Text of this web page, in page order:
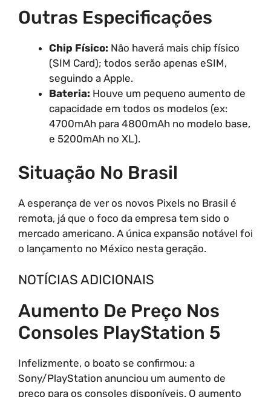
Outras Especificações
Chip Físico: Não haverá mais chip físico
(SIM Card); todos serão apenas eSIM,
seguindo a Apple.
Bateria: Houve um pequeno aumento de
capacidade em todos os modelos (ex:
4700mAh para 4800mAh no modelo base,
e 5200mAh no XL).
Situação No Brasil
A esperança de ver os novos Pixels no Brasil é
remota, já que o foco da empresa tem sido o
mercado americano. A única expansão notável foi
o lançamento no México nesta geração.
NOTÍCIAS ADICIONAIS
Aumento De Preço Nos
Consoles PlayStation 5
Infelizmente, o boato se confirmou: a
Sony/PlayStation anunciou um aumento de
preço para os consoles disponíveis. O aumento